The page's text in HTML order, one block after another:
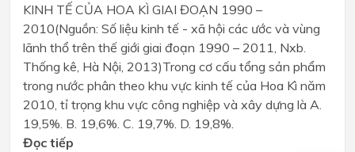
KINH TẾ CỦA HOA KÌ GIAI ĐOẠN 1990 –
2010(Nguồn: Số liệu kinh tế - xã hội các ước và vùng
lãnh thổ trên thế giới giai đoạn 1990 – 2011, Nxb.
Thống kê, Hà Nội, 2013)Trong cơ cấu tổng sản phẩm
trong nước phân theo khu vực kinh tế của Hoa Kì năm
2010, tỉ trọng khu vực công nghiệp và xây dựng là A.
19,5%. B. 19,6%. C. 19,7%. D. 19,8%.
Đọc tiếp